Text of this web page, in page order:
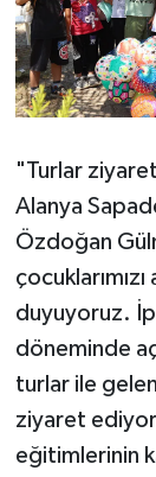
"Turlar
Alanya
Özdoğan
duyuyoruz.
döneminde
turlar ile
ziyaret
eğitimlerinin